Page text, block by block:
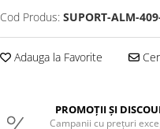
Cod Produs: SUPORT-ALM-
Adauga la Favorite
PROMOȚII ȘI
Campanii cu prețuri